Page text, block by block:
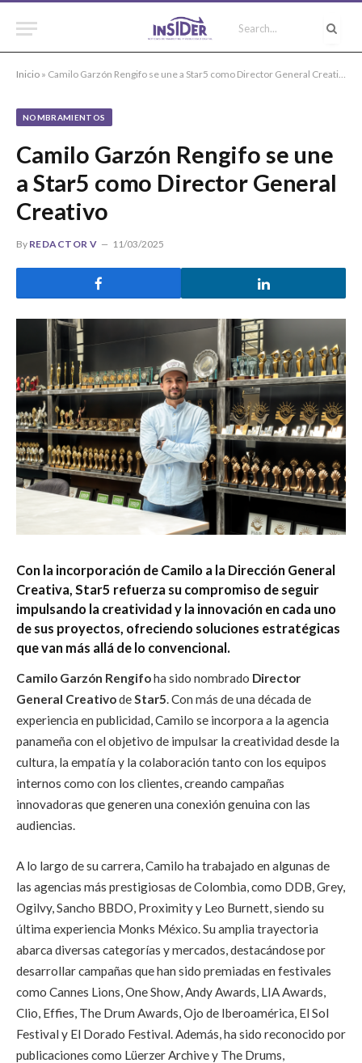
Inicio » Camilo Garzón Rengifo se une a Star5 como Director General Creativo
NOMBRAMIENTOS
Camilo Garzón Rengifo se une
a Star5 como Director General
Creativo
By REDACTOR V 11/03/2025
Con la incorporación de Camilo a la Dirección General
Creativa, Star5 refuerza su compromiso de seguir
impulsando la creatividad y la innovación en cada uno
de sus proyectos, ofreciendo soluciones estratégicas
que van más allá de lo convencional.
Camilo Garzón Rengifoha sido nombrado Director
General CreativodeStar5. Con más de una década de
experiencia en publicidad, Camilo se incorpora a la agencia
panameña con el objetivo de impulsar la creatividad desde la
cultura, la empatía y la colaboración tanto con los equipos
internos como con los clientes, creando campañas
innovadoras que generen una conexión genuina con las
audiencias.
A lo largo de su carrera, Camilo ha trabajado en algunas de
las agencias más prestigiosas de Colombia, como DDB, Grey,
Ogilvy, Sancho BBDO, Proximity y Leo Burnett, siendo su
última experiencia Monks México. Su amplia trayectoria
abarca diversas categorías y mercados, destacándose por
desarrollar campañas que han sido premiadas en festivales
como Cannes Lions, One Show, Andy Awards, LIA Awards,
Clio, Effies, The Drum Awards, Ojo de Iberoamérica, El Sol
Festival y El Dorado Festival. Además, ha sido reconocido por
publicaciones como Lüerzer Archive y The Drums,